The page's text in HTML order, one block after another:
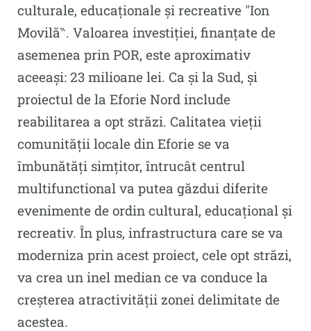
culturale, educaționale și recreative ″Ion
Movilă‶. Valoarea investiției, finanțate de
asemenea prin POR, este aproximativ
aceeași: 23 milioane lei. Ca și la Sud, și
proiectul de la Eforie Nord include
reabilitarea a opt străzi. Calitatea vieții
comunității locale din Eforie se va
îmbunătăți simțitor, întrucât centrul
multifunctional va putea găzdui diferite
evenimente de ordin cultural, educațional și
recreativ. În plus, infrastructura care se va
moderniza prin acest proiect, cele opt străzi,
va crea un inel median ce va conduce la
creșterea atractivității zonei delimitate de
acestea.